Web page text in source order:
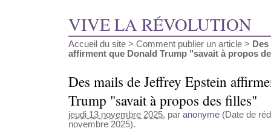
VIVE LA RÉVOLUTION
Accueil du site > Comment publier un article >
affirment que Donald Trump "savait à propos
Des mails de Jeffrey Epstein
Trump "savait à propos des filles"
jeudi 13 novembre 2025, par anonyme (Date de
novembre 2025).